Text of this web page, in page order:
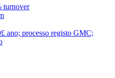
turnover
ano; processo registo GMC;